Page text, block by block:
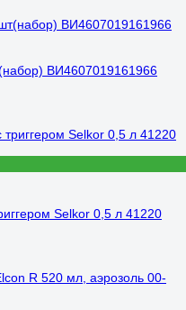
ВИ4607019161966
Selkor 0,5 л 41220